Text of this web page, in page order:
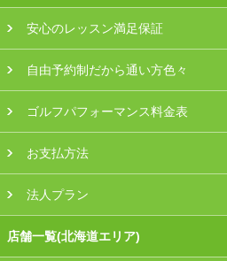
安心のレッスン満足保証
自由予約制だから通い方色々
ゴルフパフォーマンス料金表
お支払方法
法人プラン
店舗一覧(北海道エリア)